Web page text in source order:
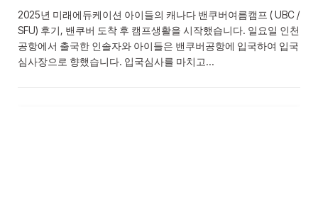
2025년 미래에듀케이션 아이들의 캐나다 밴쿠버여름캠프 ( UBC /
SFU) 후기, 밴쿠버 도착 후 캠프생활을 시작했습니다. 일요일 인천
공항에서 출국한 인솔자와 아이들은 밴쿠버공항에 입국하여 입국
심사장으로 향했습니다. 입국심사를 마치고…